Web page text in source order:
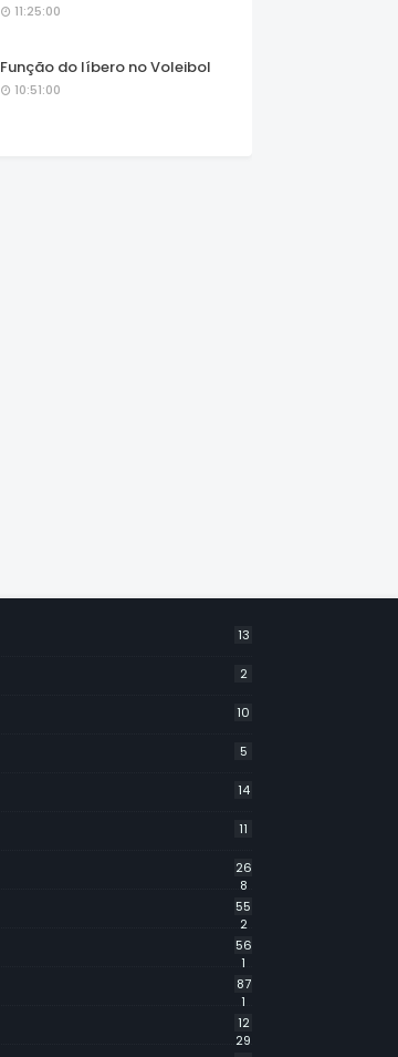
11:25:00
Função do líbero no Voleibol
10:51:00
13
2
10
5
14
11
26
8
55
2
56
1
87
1
12
29